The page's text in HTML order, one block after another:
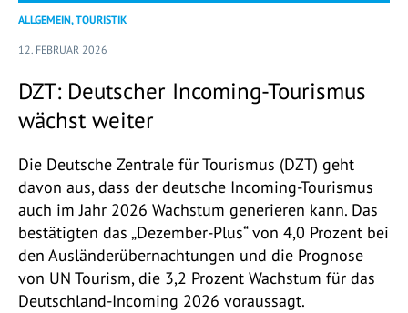
ALLGEMEIN, TOURISTIK
12. FEBRUAR 2026
DZT: Deutscher Incoming-Tourismus
wächst weiter
Die Deutsche Zentrale für Tourismus (DZT) geht
davon aus, dass der deutsche Incoming-Tourismus
auch im Jahr 2026 Wachstum generieren kann. Das
bestätigten das „Dezember-Plus“ von 4,0 Prozent bei
den Ausländerübernachtungen und die Prognose
von UN Tourism, die 3,2 Prozent Wachstum für das
Deutschland-Incoming 2026 voraussagt.